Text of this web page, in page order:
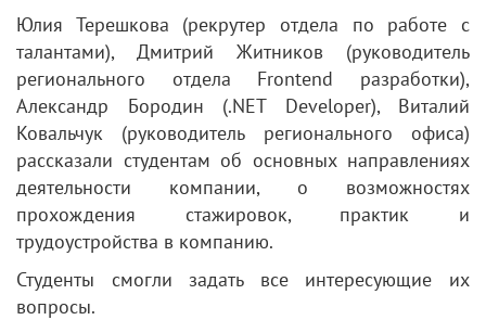
Юлия Терешкова (рекрутер отдела по работе с
талантами), Дмитрий Житников (руководитель
регионального отдела Frontend разработки),
Александр Бородин (.NET Developer), Виталий
Ковальчук (руководитель регионального офиса)
рассказали студентам об основных направлениях
деятельности компании, о возможностях
прохождения стажировок, практик и
трудоустройства в компанию.
Студенты смогли задать все интересующие их
вопросы.